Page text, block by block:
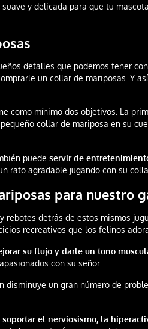
y delicada para que tu
detalles que podemos tener
un collar de mariposas. Y
como mínimo dos objetivos. La
collar de mariposa en su
puedeservir de
rato agradable jugando con su
para nuestro
rebotes detrás de estos mismos
recreativos que los felinos
su flujo y darle un tono
con su señor.
disminuye un gran número de
soportar el nerviosismo, la